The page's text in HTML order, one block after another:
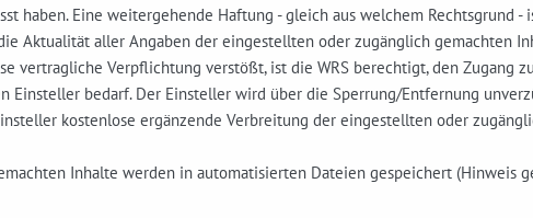
haben. Eine weitergehende Haftung - gleich aus welchem Rechtsgrund -
Aktualität aller Angaben der eingestellten oder zugänglich gemachten
vertragliche Verpflichtung verstößt, ist die WRS berechtigt, den Zugang
Einsteller bedarf. Der Einsteller wird über die Sperrung/Entfernung
kostenlose ergänzende Verbreitung der eingestellten oder
Inhalte werden in automatisierten Dateien gespeichert (Hinweis